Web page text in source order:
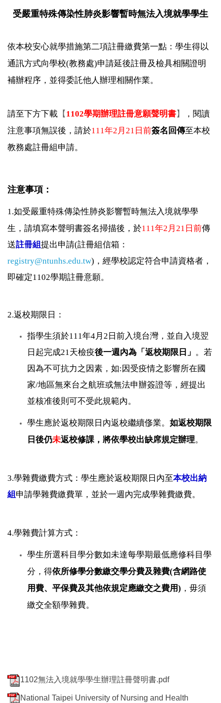
受嚴重特殊傳染性肺炎影響暫時無法入境就學學生
依本校安心就學措施第二項註冊繳費第一點： 學生得以
通訊方式向學校(教務處)申請延後註冊及檢具相關證明
補辦程序，並得委託他人辦理相關作業。
請至下方下載 【 1102學期辦理註冊意願聲明書】
，閱讀
注意事項無誤後，請於111年2月21日前簽名回傳至本校
教務處註冊組申請。
注意事項：
1.如受嚴重特殊傳染性肺炎影響暫時無法入境就學學
生，請填寫本聲明書簽名掃描後，於111年2月21日前傳
送註冊組提出申請(註冊組信箱：
registry@ntunhs.edu.tw)，經學校認定符合申請資格者，
即確定1102學期註冊意願。
2.返校期限日：
指學生須於111年4月2日前入境台灣，並自入境翌
日起完成21天檢疫後一週內為「返校期限日」 。若
因為不可抗力之因素，如:因受疫情之影響所在國
家/地區無來台之航班或無法申辦簽證等，經提出
並核准後則可不受此規範內。
學生應於返校期限日內返校繼續俢業。 如返校期限
日後仍未返校修課，將依學校出缺席規定辦理。
3.學雜費繳費方式： 學生應於返校期限日內至本校出納
組 申請學雜費繳費單，並於一週內完成學雜費繳費。
4.學雜費計算方式：
學生所選科目學分數如未達每學期最低應修科目學
分，得依所修學分數繳交學分費及雜費(含網路使
用費、平保費及其他依規定應繳交之費用) ，毋須
繳交全額學雜費。
1102無法入境就學學生辦理註冊聲明書.pdf
National Taipei University of Nursing and Health